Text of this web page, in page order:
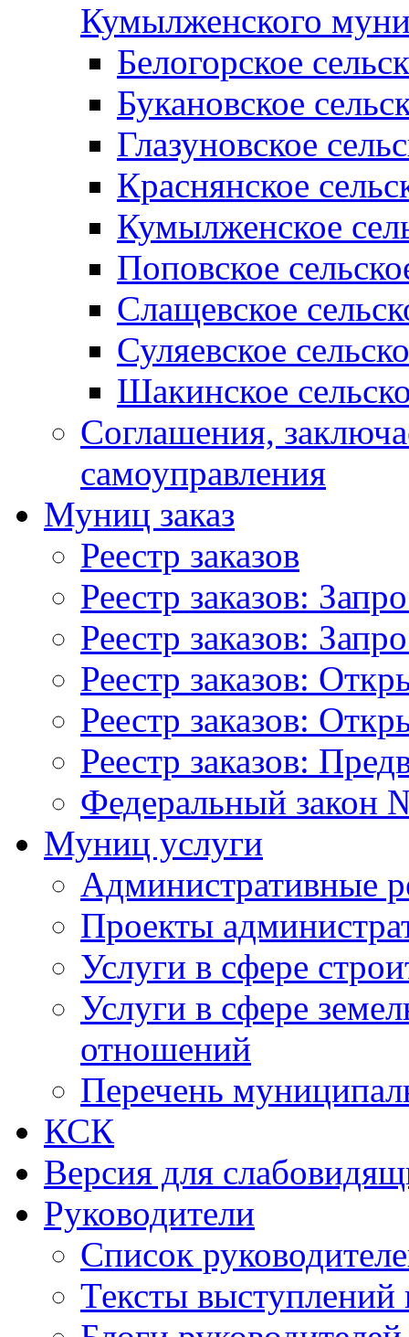
Кумылженского
Белогорское
Букановское
Глазуновское
Краснянское
Кумылженское
Поповское
Слащевское
Суляевское
Шакинское
Соглашения,
самоуправления
Муниц заказ
Реестр заказов
Реестр заказов:
Реестр заказов:
Реестр заказов:
Реестр заказов:
Реестр заказов:
Федеральный закон
Муниц услуги
Административные
Проекты
Услуги в сфере
Услуги в сфере
отношений
Перечень
КСК
Версия для
Руководители
Список
Тексты выступлений